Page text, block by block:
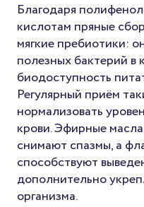
Благодаря
кислотам пряные
мягкие пребиотики:
полезных бактерий
биодоступность
Регулярный приём
нормализовать
крови. Эфирные
снимают спазмы, а
способствуют
дополнительно
организма.